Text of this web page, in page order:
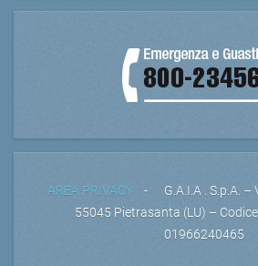
AREA PRIVACY- G.A.I.A . S.p.A. –
55045 Pietrasanta (LU) –
01966240465